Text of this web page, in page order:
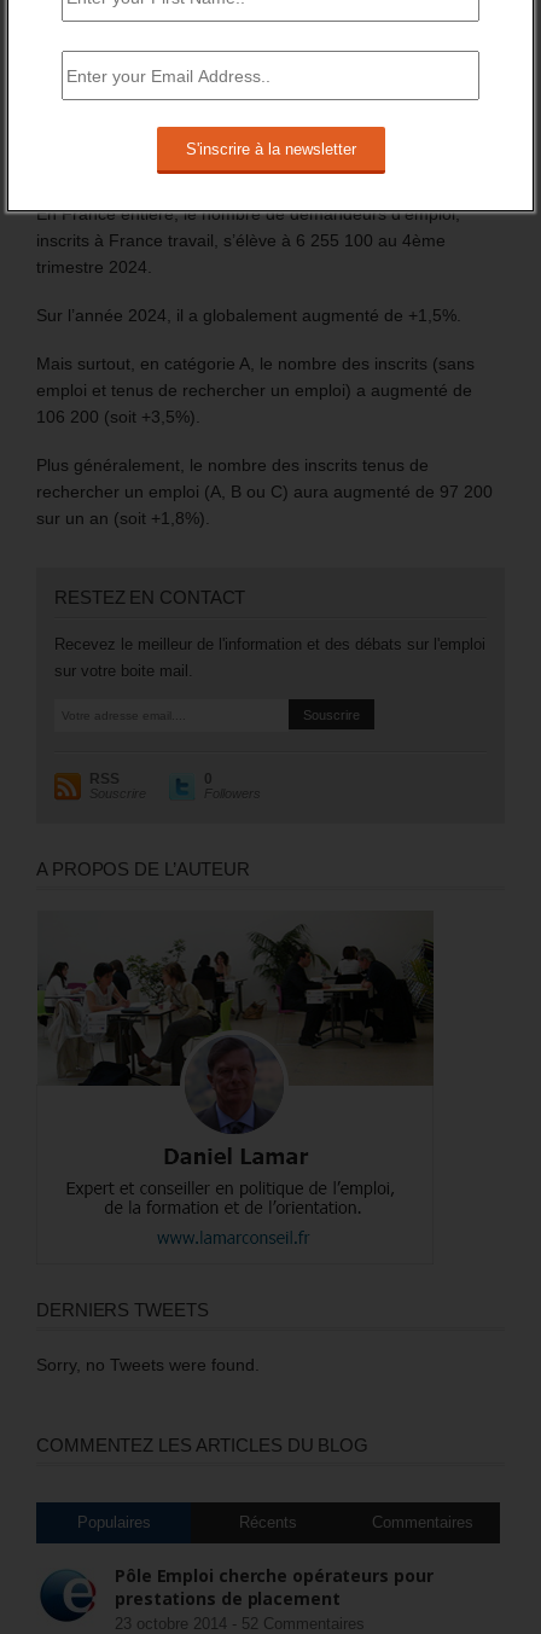
marquent la fin de la période précédant le lancement des
bénéficiaires d’une prestation (Pacea et CEJ) et des
En France entière, le nombre de demandeurs d’emploi,
inscrits à France travail, s’élève à 6 255 100 au 4ème
trimestre 2024.
Sur l’année 2024, il a globalement augmenté de +1,5%.
Mais surtout, en catégorie A, le nombre des inscrits (sans
emploi et tenus de rechercher un emploi) a augmenté de
106 200 (soit +3,5%).
Plus généralement, le nombre des inscrits tenus de
rechercher un emploi (A, B ou C) aura augmenté de 97 200
sur un an (soit +1,8%).
RESTEZ EN CONTACT
Recevez le meilleur de l'information et des débats sur l'emploi
sur votre boite mail.
RSS
Souscrire
0
Followers
A PROPOS DE L’AUTEUR
DERNIERS TWEETS
Sorry, no Tweets were found.
COMMENTEZ LES ARTICLES DU BLOG
Populaires Récents Commentaires
Pôle Emploi cherche opérateurs pour
prestations de placement
23 octobre 2014 - 52 Commentaires